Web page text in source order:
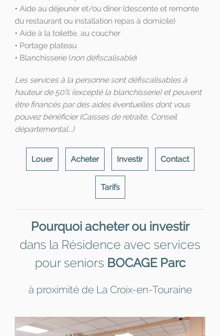
• Aide au déjeuner et/ou dîner (descente et remonte
du restaurant ou installation repas à domicile)
• Aide à la toilette, au coucher
• Portage plateau
• Blanchisserie (non défiscalisable)
Les services à la personne sont défiscalisables à
hauteur de 50% (excepté la blanchisserie) et peuvent
être financés par des aides éventuelles dont vous
pouvez bénéficier (Caisses de retraite, Conseil
départemental...)
Louer Acheter Investir Contact
Tarifs
Pourquoi acheter ou investir
dans la Résidence avec services
pour seniors BOCAGE Parc
à proximité de La Croix-en-Touraine